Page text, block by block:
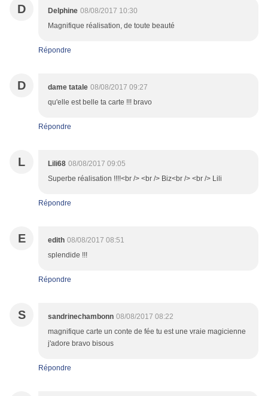
D Delphine 08/08/2017 10:30
Magnifique réalisation, de toute beauté
Répondre
D dame tatale 08/08/2017 09:27
qu'elle est belle ta carte !!! bravo
Répondre
L Lili68 08/08/2017 09:05
Superbe réalisation !!!!<br /> <br /> Biz<br /> <br /> Lili
Répondre
E edith 08/08/2017 08:51
splendide !!!
Répondre
S sandrinechambonn 08/08/2017 08:22
magnifique carte un conte de fée tu est une vraie magicienne
j'adore bravo bisous
Répondre